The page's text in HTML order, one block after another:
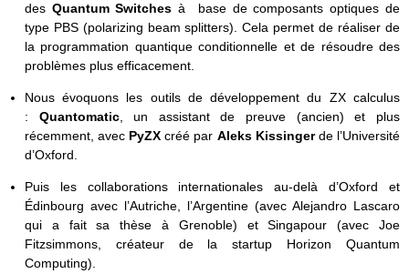
des Quantum Switches à base de composants optiques de
type PBS (polarizing beam splitters). Cela permet de réaliser de
la programmation quantique conditionnelle et de résoudre des
problèmes plus efficacement.
Nous évoquons les outils de développement du ZX calculus
: Quantomatic, un assistant de preuve (ancien) et plus
récemment, avec PyZX créé par Aleks Kissingerde l’Université
d’Oxford.
Puis les collaborations internationales au-delà d’Oxford et
Édinbourg avec l’Autriche, l’Argentine (avec Alejandro Lascaro
qui a fait sa thèse à Grenoble) et Singapour (avec Joe
Fitzsimmons, créateur de la startup Horizon Quantum
Computing).